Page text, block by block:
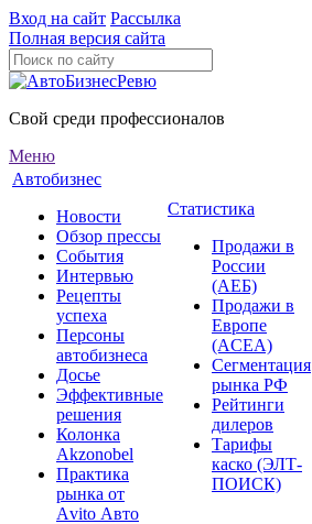
Вход на сайт Рассылка
Полная версия сайта
Свой среди профессионалов
Меню
Автобизнес
Новости
Обзор прессы
События
Интервью
Рецепты
успеха
Персоны
автобизнеса
Досье
Эффективные
решения
Колонка
Akzonobel
Практика
рынка от
Аvito Авто
Статистика
Продажи в
России
(АЕБ)
Продажи в
Европе
(ACEA)
Сегментация
рынка РФ
Рейтинги
дилеров
Тарифы
каско (ЭЛТ-
ПОИСК)